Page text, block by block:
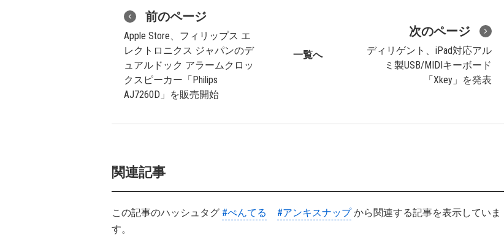
前のページ
Apple Store、フィリップス エ
レクトロニクス ジャパンのデ
ュアルドック アラームクロッ
クスピーカー「Philips
AJ7260D」を販売開始
一覧へ
次のページ
ディリゲント、iPad対応アル
ミ製USB/MIDIキーボード
「Xkey」を発表
関連記事
この記事のハッシュタグ #ぺんてる #アンキスナップから関連する記事を表示していま
す。